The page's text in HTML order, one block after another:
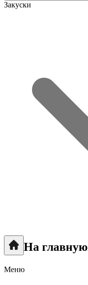
Закуски
На главную
Меню